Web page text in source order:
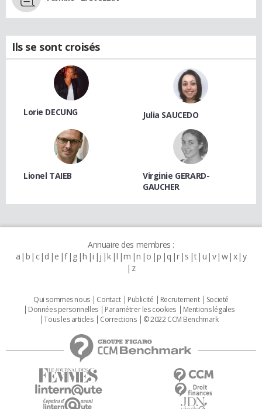
Ils se sont croisés
Lorie DECUNG Julia SAUCEDO
Lionel TAIEB
Virginie GERARD-
GAUCHER
Annuaire des membres :
a b c d e f g h i j k l m n o p q r s t u v w x y
z
Qui sommes nous Contact Publicité Recrutement
Societé
Données personnelles
Paramétrer les cookies
Mentions légales
Tous les articles
Corrections © 2022 CCM Benchmark